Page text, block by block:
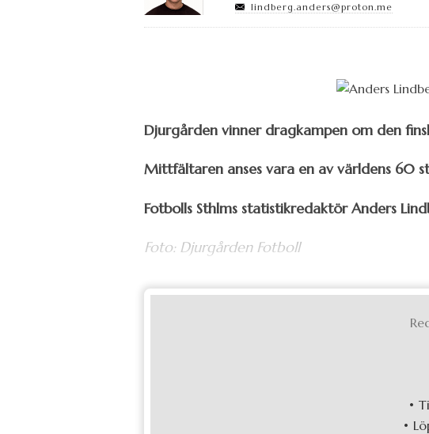
lindberg.anders@proton.me
Djurgården vinner dragkampen om den
Mittfältaren anses vara en av världens 60
Fotbolls Sthlms statistikredaktör Anders
Foto: Djurgården Fotboll
•
•